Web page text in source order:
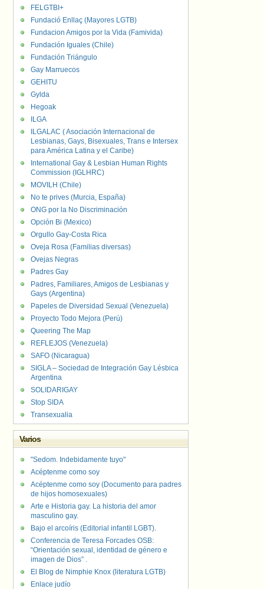
FELGTBI+
Fundació Enllaç (Mayores LGTB)
Fundacion Amigos por la Vida (Famivida)
Fundación Iguales (Chile)
Fundación Triángulo
Gay Marruecos
GEHITU
Gylda
Hegoak
ILGA
ILGALAC ( Asociación Internacional de
Lesbianas, Gays, Bisexuales, Trans e Intersex
para América Latina y el Caribe)
International Gay & Lesbian Human Rights
Commission (IGLHRC)
MOVILH (Chile)
No te prives (Murcia, España)
ONG por la No Discriminación
Opción Bi (Mexico)
Orgullo Gay-Costa Rica
Oveja Rosa (Familias diversas)
Ovejas Negras
Padres Gay
Padres, Familiares, Amigos de Lesbianas y
Gays (Argentina)
Papeles de Diversidad Sexual (Venezuela)
Proyecto Todo Mejora (Perú)
Queering The Map
REFLEJOS (Venezuela)
SAFO (Nicaragua)
SIGLA – Sociedad de Integración Gay Lésbica
Argentina
SOLIDARIGAY
Stop SIDA
Transexualia
Varios
"Sedom. Indebidamente tuyo"
Acéptenme como soy
Acéptenme como soy (Documento para padres
de hijos homosexuales)
Arte e Historia gay. La historia del amor
masculino gay.
Bajo el arcoíris (Editorial infantil LGBT).
Conferencia de Teresa Forcades OSB:
“Orientación sexual, identidad de género e
imagen de Dios” .
El Blog de Nimphie Knox (literatura LGTB)
Enlace judío